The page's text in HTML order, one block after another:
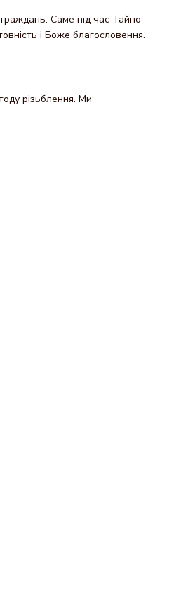
Саме під час Тайної
і Боже благословення.
різьблення. Ми